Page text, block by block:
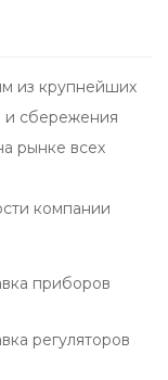
из крупнейших
и сбережения
рынке всех
компании
приборов
регуляторов